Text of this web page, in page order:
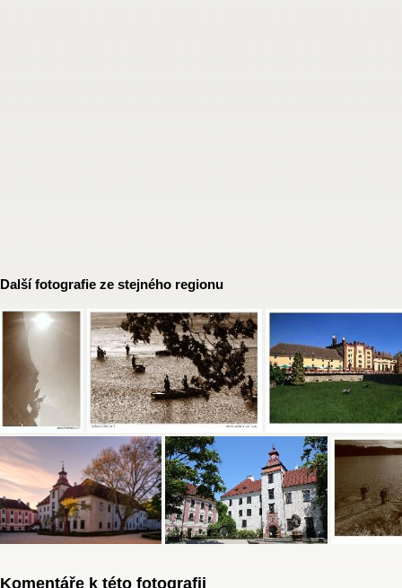
Další fotografie ze stejného regionu
Komentáře k této fotografii